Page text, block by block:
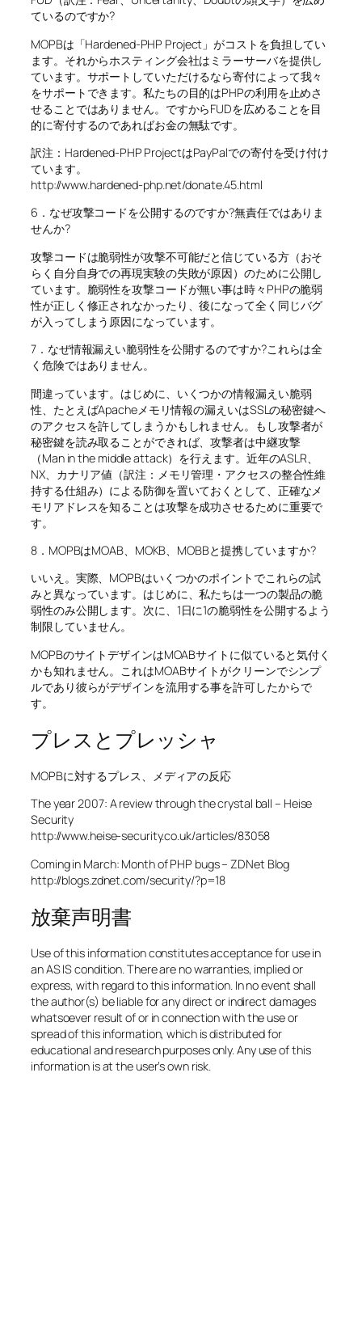
ているのですか?
MOPBは「Hardened-PHP Project」がコストを負担してい
ます。それからホスティング会社はミラーサーバを提供し
ています。サポートしていただけるなら寄付によって我々
をサポートできます。私たちの目的はPHPの利用を止めさ
せることではありません。ですからFUDを広めることを目
的に寄付するのであればお金の無駄です。
訳注：Hardened-PHP ProjectはPayPalでの寄付を受け付け
ています。
http://www.hardened-php.net/donate.45.html
6．なぜ攻撃コードを公開するのですか?無責任ではありま
せんか?
攻撃コードは脆弱性が攻撃不可能だと信じている方（おそ
らく自分自身での再現実験の失敗が原因）のために公開し
ています。脆弱性を攻撃コードが無い事は時々PHPの脆弱
性が正しく修正されなかったり、後になって全く同じバグ
が入ってしまう原因になっています。
7．なぜ情報漏えい脆弱性を公開するのですか?これらは全
く危険ではありません。
間違っています。はじめに、いくつかの情報漏えい脆弱
性、たとえばApacheメモリ情報の漏えいはSSLの秘密鍵へ
のアクセスを許してしまうかもしれません。もし攻撃者が
秘密鍵を読み取ることができれば、攻撃者は中継攻撃
（Man in the middle attack）を行えます。近年のASLR、
NX、カナリア値（訳注：メモリ管理・アクセスの整合性維
持する仕組み）による防御を置いておくとして、正確なメ
モリアドレスを知ることは攻撃を成功させるために重要で
す。
8．MOPBはMOAB、MOKB、MOBBと提携していますか?
いいえ。実際、MOPBはいくつかのポイントでこれらの試
みと異なっています。はじめに、私たちは一つの製品の脆
弱性のみ公開します。次に、1日に1の脆弱性を公開するよう
制限していません。
MOPBのサイトデザインはMOABサイトに似ていると気付く
かも知れません。これはMOABサイトがクリーンでシンプ
ルであり彼らがデザインを流用する事を許可したからで
す。
プレスとプレッシャ
MOPBに対するプレス、メディアの反応
The year 2007: A review through the crystal ball – Heise
Security
http://www.heise-security.co.uk/articles/83058
Coming in March: Month of PHP bugs – ZDNet Blog
http://blogs.zdnet.com/security/?p=18
放棄声明書
Use of this information constitutes acceptance for use in
an AS IS condition. There are no warranties, implied or
express, with regard to this information. In no event shall
the author(s) be liable for any direct or indirect damages
whatsoever result of or in connection with the use or
spread of this information, which is distributed for
educational and research purposes only. Any use of this
information is at the user’s own risk.